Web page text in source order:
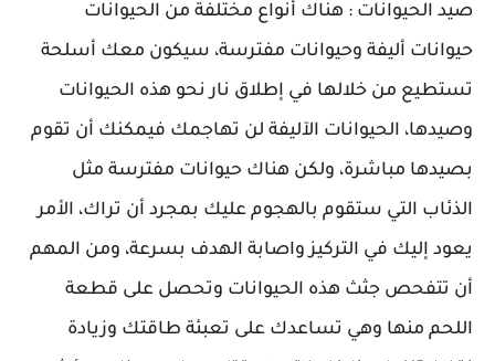
صيد الحيوانات : هناك أنواع مختلفة من الحيوانات
حيوانات أليفة وحيوانات مفترسة، سيكون معك أسلحة
تستطيع من خلالها في إطلاق نار نحو هذه الحيوانات
وصيدها، الحيوانات الآليفة لن تهاجمك فيمكنك أن تقوم
بصيدها مباشرة، ولكن هناك حيوانات مفترسة مثل
الذئاب التي ستقوم بالهجوم عليك بمجرد أن تراك، الأمر
يعود إليك في التركيز واصابة الهدف بسرعة، ومن المهم
أن تتفحص جثث هذه الحيوانات وتحصل على قطعة
اللحم منها وهي تساعدك على تعبئة طاقتك وزيادة